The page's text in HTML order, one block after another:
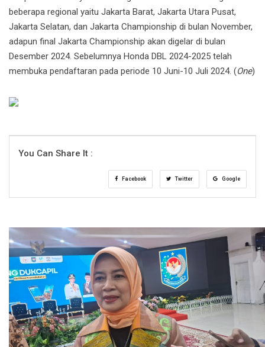
beberapa regional yaitu Jakarta Barat, Jakarta Utara Pusat,
Jakarta Selatan, dan Jakarta Championship di bulan November,
adapun final Jakarta Championship akan digelar di bulan
Desember 2024. Sebelumnya Honda DBL 2024-2025 telah
membuka pendaftaran pada periode 10 Juni-10 Juli 2024. (One)
You Can Share It :
Facebook Twitter Google